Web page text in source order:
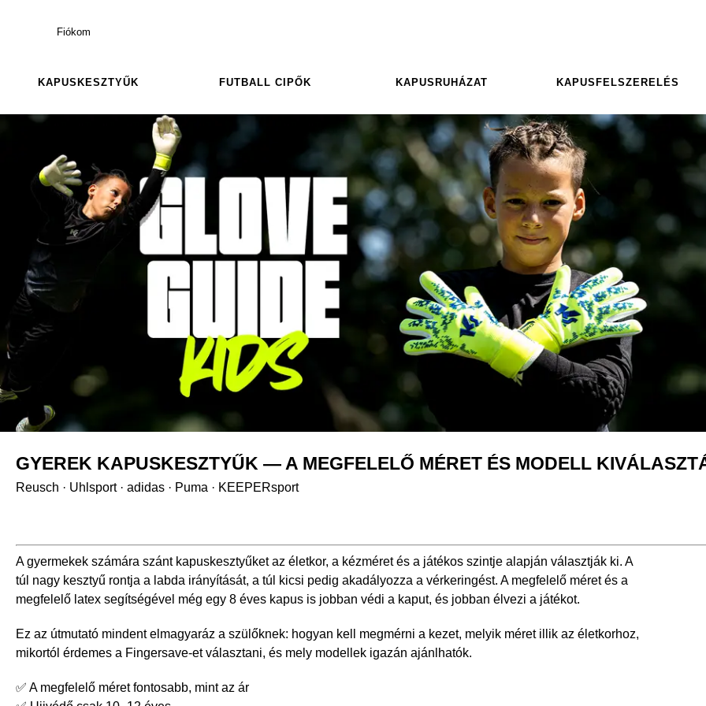
Fiókom
KAPUSKESZTYŰK FUTBALL CIPŐK KAPUSRUHÁZAT KAPUSFELSZERELÉS
GYEREK KAPUSKESZTYŰK — A MEGFELELŐ MÉRET ÉS MODELL
Reusch · Uhlsport · adidas · Puma · KEEPERsport
A gyermekek számára szánt kapuskesztyűket az életkor, a kézméret és a játékos szintje alapján választják ki. A
túl nagy kesztyű rontja a labda irányítását, a túl kicsi pedig akadályozza a vérkeringést. A megfelelő méret és a
megfelelő latex segítségével még egy 8 éves kapus is jobban védi a kaput, és jobban élvezi a játékot.
Ez az útmutató mindent elmagyaráz a szülőknek: hogyan kell megmérni a kezet, melyik méret illik az életkorhoz,
mikortól érdemes a Fingersave-et választani, és mely modellek igazán ajánlhatók.
✅ A megfelelő méret fontosabb, mint az ár